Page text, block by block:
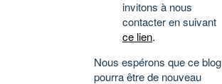
invitons à nous
contacter en suivant
ce lien.
Nous espérons que ce blog
pourra être de nouveau